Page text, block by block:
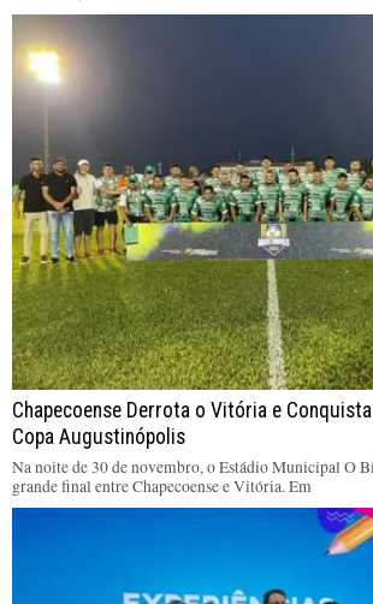
Chapecoense Derrota o Vitória e
Copa Augustinópolis
Na noite de 30 de novembro, o Estádio Municipal O
grande final entre Chapecoense e Vitória. Em